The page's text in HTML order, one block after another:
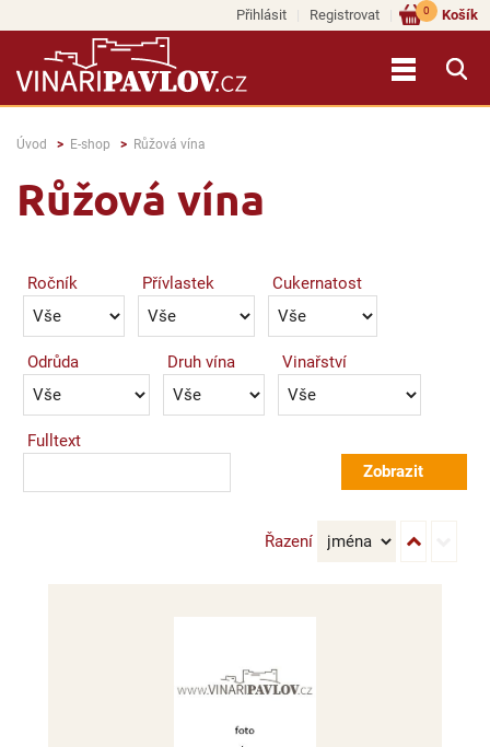
Přihlásit Registrovat Košík
0
Úvod E-shop Růžová vína
Růžová vína
Ročník Přívlastek Cukernatost
Odrůda Druh vína Vinařství
Fulltext
Řazení